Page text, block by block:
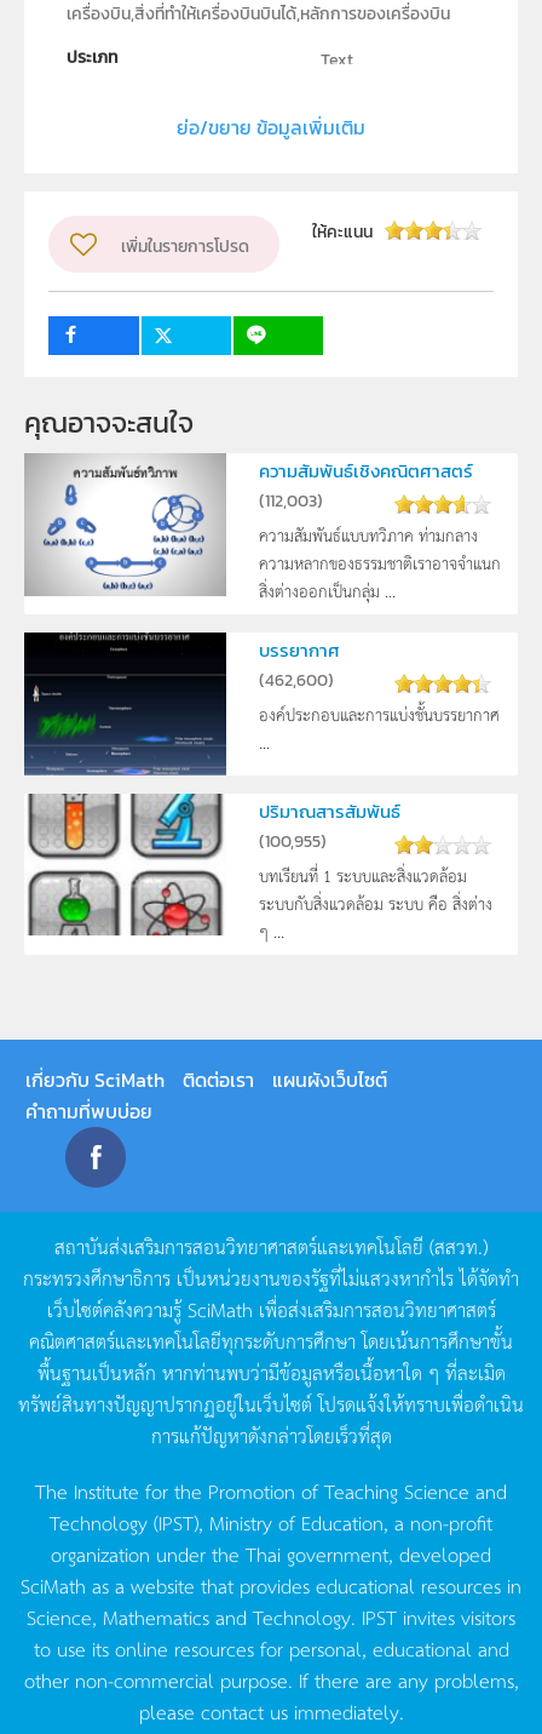
เครื่องบิน,สิ่งที่ทำให้เครื่องบินบินได้,หลักการของเครื่องบิน
ประเภท
Text
สถาบันส่งเสริมการสอนวิทยาศาสตร์และเทคโนโลยี (สสวท.)
วิชา
ฟิสิกส์
กลุ่มเป้าหมาย
ครู, นักเรียน
ย่อ/ขยาย ข้อมูลเพิ่มเติม
เพิ่มในรายการโปรด
ให้คะแนน
คุณอาจจะสนใจ
ความสัมพันธ์เชิงคณิตศาสตร์
(112,003)
ความสัมพันธ์แบบทวิภาค ท่ามกลาง
ความหลากของธรรมชาติเราอาจจำแนก
สิ่งต่างออกเป็นกลุ่ม ...
บรรยากาศ
(462,600)
องค์ประกอบและการแบ่งชั้นบรรยากาศ
...
ปริมาณสารสัมพันธ์
(100,955)
บทเรียนที่ 1 ระบบและสิ่งแวดล้อม
ระบบกับสิ่งแวดล้อม ระบบ คือ สิ่งต่าง
ๆ ...
เกี่ยวกับ SciMath ติดต่อเรา
แผนผังเว็บไซต์
คำถามที่พบบ่อย
สถาบันส่งเสริมการสอนวิทยาศาสตร์และเทคโนโลยี (สสวท.)
กระทรวงศึกษาธิการ เป็นหน่วยงานของรัฐที่ไม่แสวงหากำไรได้จัดทำ
เว็บไซต์คลังความรู้SciMath เพื่อส่งเสริมการสอนวิทยาศาสตร์
คณิตศาสตร์และเทคโนโลยีทุกระดับการศึกษา โดยเน้นการศึกษาขั้น
พื้นฐานเป็นหลัก หากท่านพบว่ามีข้อมูลหรือเนื้อหาใด ๆ ที่ละเมิด
ทรัพย์สินทางปัญญาปรากฏอยู่ในเว็บไซต์โปรดแจ้งให้ทราบเพื่อดำเนิน
การแก้ปัญหาดังกล่าวโดยเร็วที่สุด
The Institute for the Promotion of Teaching Science and
Technology (IPST), Ministry of Education, a non-profit
organization under the Thai government, developed
SciMath as a website that provides educational resources in
Science, Mathematics and Technology. IPST invites visitors
to use its online resources for personal, educational and
other non-commercial purpose. If there are any problems,
please contact us immediately.